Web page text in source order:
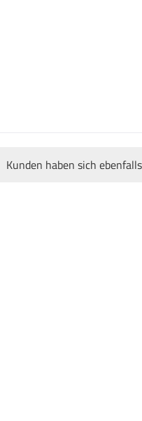
Kunden haben sich